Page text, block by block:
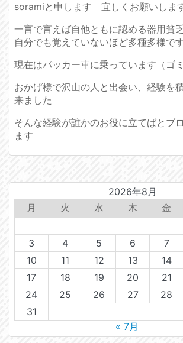
soramiと申します 宜しくお願いしま
一言で言えば自他ともに認める器用貧
自分でも覚えていないほど多種多様で
現在はパッカー車に乗っています（ゴミ
おかげ様で沢山の人と出会い、経験を
来ました
そんな経験が誰かのお役に立てばとブ
ます
2026年8月
月
火 水 木 金
3
4 5 6 7
10
11 12 13 14
17
18 19 20 21
24
25 26 27 28
31
« 7月